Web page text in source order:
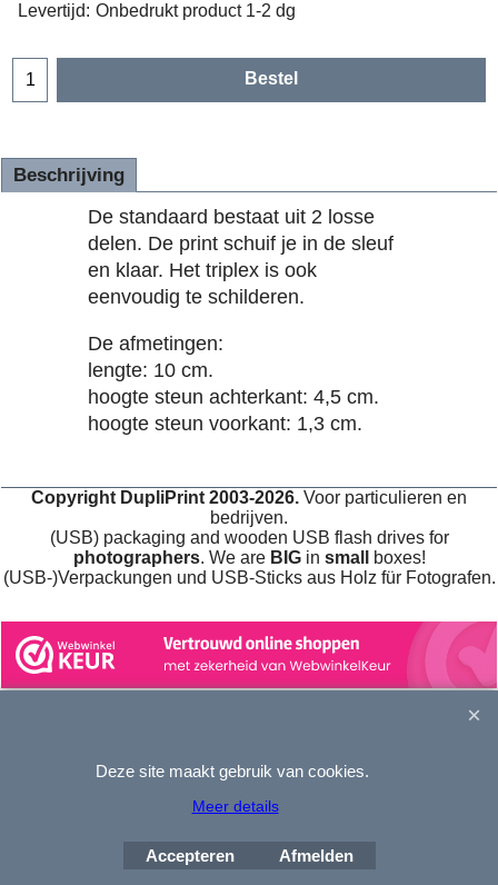
Levertijd: Onbedrukt product 1-2 dg
Bestel
Beschrijving
De standaard bestaat uit 2 losse
delen. De print schuif je in de sleuf
en klaar. Het triplex is ook
eenvoudig te schilderen.
De afmetingen:
lengte: 10 cm.
hoogte steun achterkant: 4,5 cm.
hoogte steun voorkant: 1,3 cm.
Copyright DupliPrint 2003-2026. Voor particulieren en
bedrijven.
(USB) packaging and wooden USB flash drives for
photographers. We are BIGin small
boxes!
(USB-)Verpackungen und USB-Sticks aus Holz für Fotografen.
software.
Deze site maakt gebruik van cookies.
Meer details
Accepteren Afmelden